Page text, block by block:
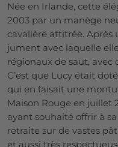
Née en Irlande, cette
2003 par un manège
cavalière attitrée. Après
jument avec laquelle
régionaux de saut, avec
C’est que Lucy était
qui en faisait une
Maison Rouge en juillet
ayant souhaité offrir à
retraite sur de vastes
et aussi très